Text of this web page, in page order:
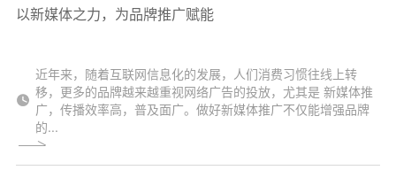
以新媒体之力，为品牌推广赋能
近年来，随着互联网信息化的发展，人们消费习惯往线上转
移，更多的品牌越来越重视网络广告的投放，尤其是 新媒体推
广，传播效率高，普及面广。做好新媒体推广不仅能增强品牌
的...